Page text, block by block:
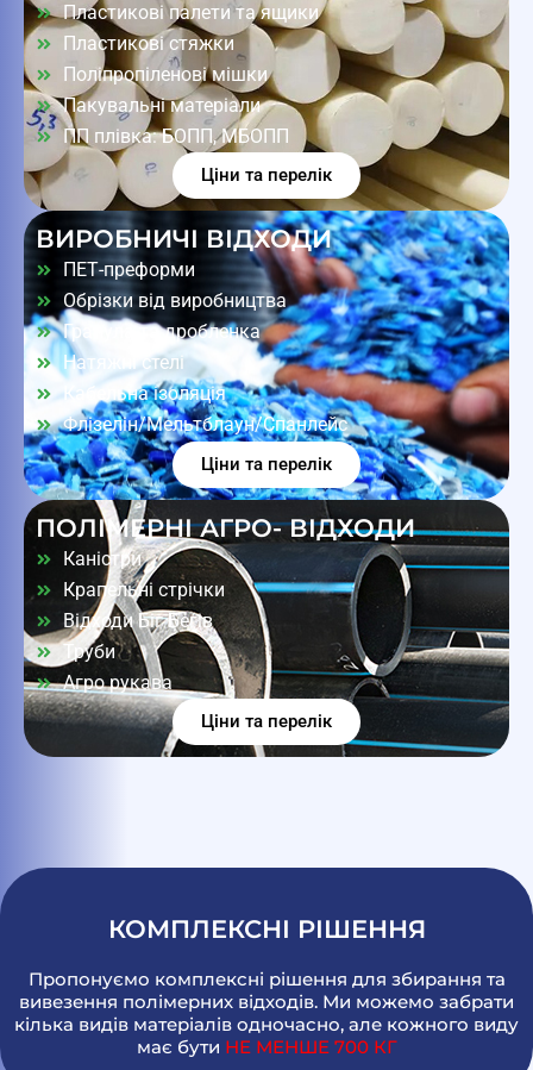
Пластикові палети та ящики
Пластикові стяжки
Поліпропіленові мішки
Пакувальні матеріали
ПП плівка: БОПП, МБОПП
Ціни та перелік
ВИРОБНИЧІ ВІДХОДИ
ПЕТ-преформи
Обрізки від виробництва
Гранула та дробленка
Натяжні стелі
Кабельна ізоляція
Флізелін/Мельтблаун/Спанлейс
Ціни та перелік
ПОЛІМЕРНІ АГРО- ВІДХОДИ
Каністри
Крапельні стрічки
Відходи Біг Бегів
Труби
Агро рукава
Ціни та перелік
КОМПЛЕКСНІ РІШЕННЯ
Пропонуємо комплексні рішення для збирання та
вивезення полімерних відходів. Ми можемо забрати
кілька видів матеріалів одночасно, але кожного виду
має бути НЕ МЕНШЕ 700 КГ